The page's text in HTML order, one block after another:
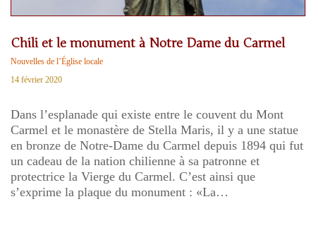
Chili et le monument à Notre Dame du Carmel
Nouvelles de l’Église locale
14 février 2020
Dans l’esplanade qui existe entre le couvent du Mont
Carmel et le monastère de Stella Maris, il y a une statue
en bronze de Notre-Dame du Carmel depuis 1894 qui fut
un cadeau de la nation chilienne à sa patronne et
protectrice la Vierge du Carmel. C’est ainsi que
s’exprime la plaque du monument : «La…